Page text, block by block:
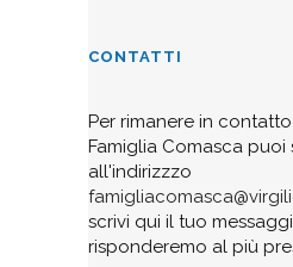
CONTATTI
Per rimanere in
Famiglia Comasca puoi
all'indirizzzo
scrivi qui il tuo
risponderemo al più